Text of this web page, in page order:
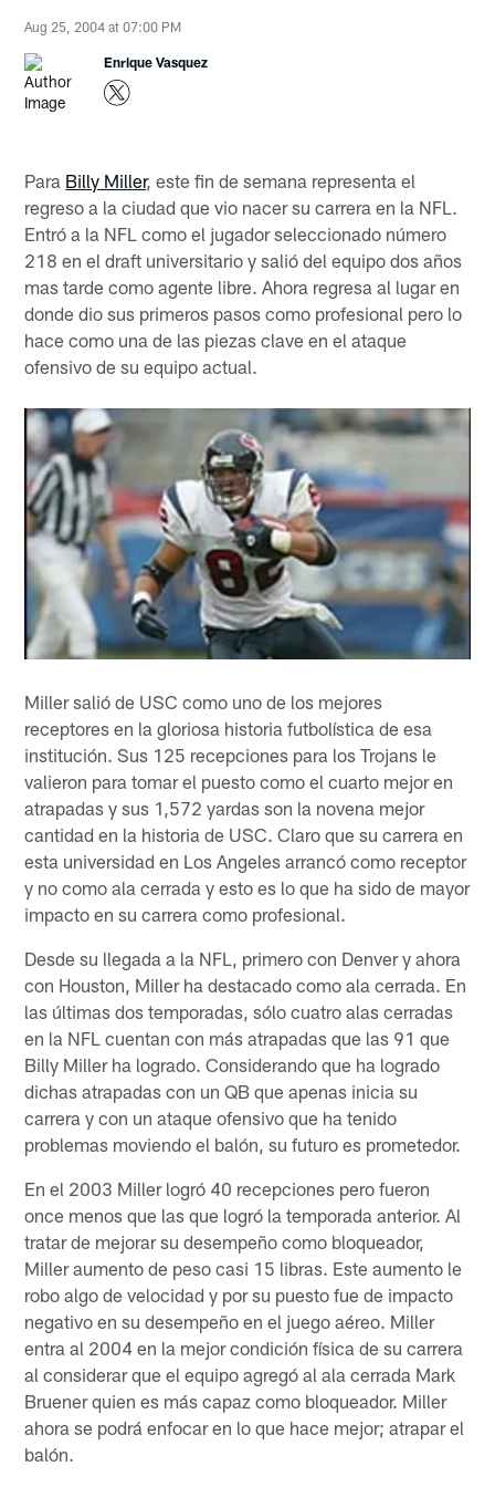
Aug 25, 2004 at 07:00 PM
Enrique Vasquez
Para Billy Miller, este fin de semana representa el
regreso a la ciudad que vio nacer su carrera en la NFL.
Entró a la NFL como el jugador seleccionado número
218 en el draft universitario y salió del equipo dos años
mas tarde como agente libre. Ahora regresa al lugar en
donde dio sus primeros pasos como profesional pero lo
hace como una de las piezas clave en el ataque
ofensivo de su equipo actual.
Miller salió de USC como uno de los mejores
receptores en la gloriosa historia futbolística de esa
institución. Sus 125 recepciones para los Trojans le
valieron para tomar el puesto como el cuarto mejor en
atrapadas y sus 1,572 yardas son la novena mejor
cantidad en la historia de USC. Claro que su carrera en
esta universidad en Los Angeles arrancó como receptor
y no como ala cerrada y esto es lo que ha sido de mayor
impacto en su carrera como profesional.
Desde su llegada a la NFL, primero con Denver y ahora
con Houston, Miller ha destacado como ala cerrada. En
las últimas dos temporadas, sólo cuatro alas cerradas
en la NFL cuentan con más atrapadas que las 91 que
Billy Miller ha logrado. Considerando que ha logrado
dichas atrapadas con un QB que apenas inicia su
carrera y con un ataque ofensivo que ha tenido
problemas moviendo el balón, su futuro es prometedor.
En el 2003 Miller logró 40 recepciones pero fueron
once menos que las que logró la temporada anterior. Al
tratar de mejorar su desempeño como bloqueador,
Miller aumento de peso casi 15 libras. Este aumento le
robo algo de velocidad y por su puesto fue de impacto
negativo en su desempeño en el juego aéreo. Miller
entra al 2004 en la mejor condición física de su carrera
al considerar que el equipo agregó al ala cerrada Mark
Bruener quien es más capaz como bloqueador. Miller
ahora se podrá enfocar en lo que hace mejor; atrapar el
balón.